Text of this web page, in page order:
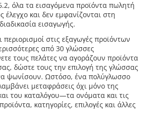
όλα τα εισαγόμενα προϊόντα πωλητή
και δεν εμφανίζονται στη
εισαγωγής.
στις εξαγωγές προϊόντων
από 30 γλώσσες
τους πελάτες να αγοράζουν προϊόντα
δώστε τους την επιλογή της γλώσσας
ψωνίσουν. Ωστόσο, ένα πολύγλωσσο
μεταφράσεις όχι μόνο της
του καταλόγου—τα ονόματα και τις
κατηγορίες, επιλογές και άλλες